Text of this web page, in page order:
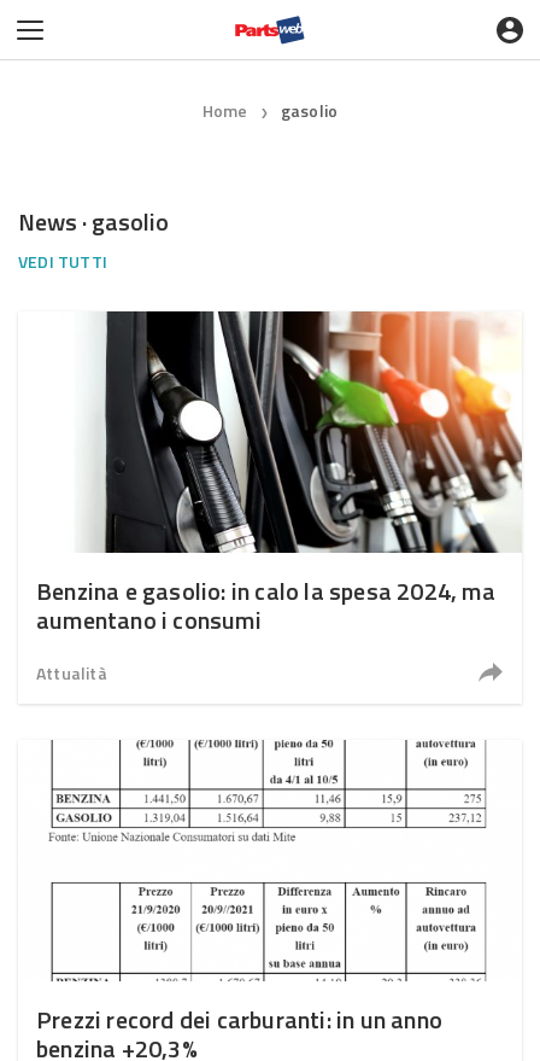
Home ❯ gasolio
News · gasolio
VEDI TUTTI
Benzina e gasolio: in calo la spesa 2024, ma
aumentano i consumi
Attualità
Prezzi record dei carburanti: in un anno
benzina +20,3%